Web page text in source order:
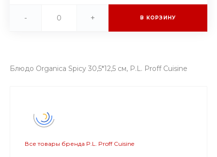
- + В КОРЗИНУ
Блюдо Organica Spicy 30,5*12,5 см, P.L. Proff Cuisine
Все товары бренда P.L. Proff Cuisine